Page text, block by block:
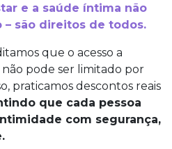
e a saúde íntima não
– são direitos de todos.
que o acesso a
pode ser limitado por
praticamos descontos reais
que cada pessoa
com segurança,